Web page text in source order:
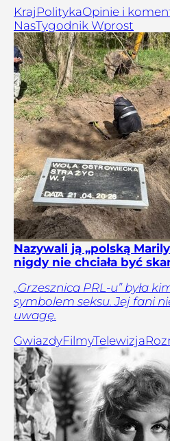
Kraj PolitykaOpinie i
NasTygodnik Wprost
Nazywali ją „polską
nigdy nie chciała być
„Grzesznica PRL-u” była
symbolem seksu. Jej fani
uwagę.
GwiazdyFilmyTelewizja